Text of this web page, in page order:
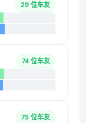
29 位车友
74 位车友
75 位车友